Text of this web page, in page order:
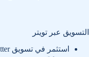
التسويق عبر تويتر